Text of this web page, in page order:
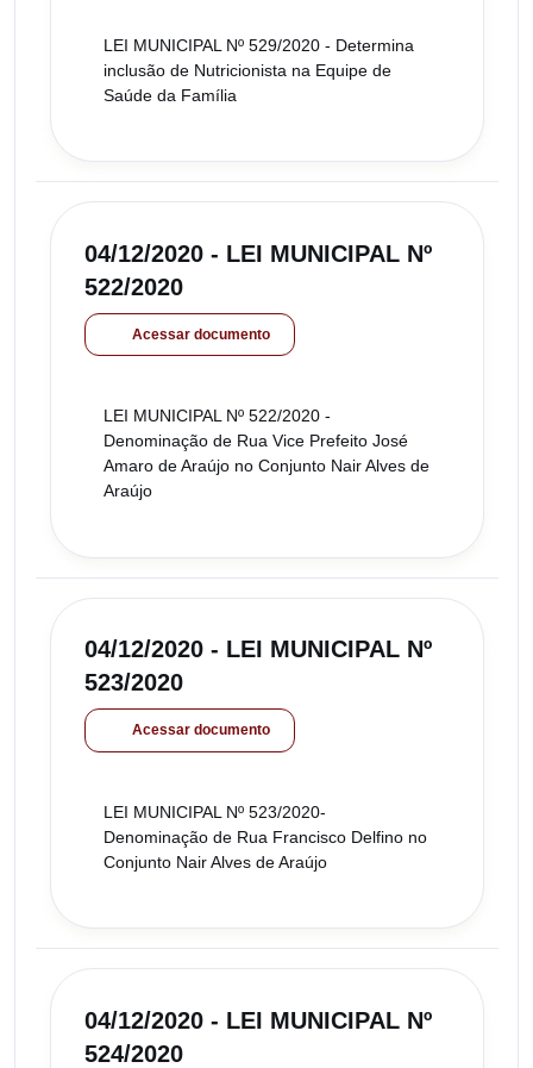
LEI MUNICIPAL Nº 529/2020 - Determina
inclusão de Nutricionista na Equipe de
Saúde da Família
04/12/2020 - LEI MUNICIPAL Nº
522/2020
Acessar documento
LEI MUNICIPAL Nº 522/2020 -
Denominação de Rua Vice Prefeito José
Amaro de Araújo no Conjunto Nair Alves de
Araújo
04/12/2020 - LEI MUNICIPAL Nº
523/2020
Acessar documento
LEI MUNICIPAL Nº 523/2020-
Denominação de Rua Francisco Delfino no
Conjunto Nair Alves de Araújo
04/12/2020 - LEI MUNICIPAL Nº
524/2020